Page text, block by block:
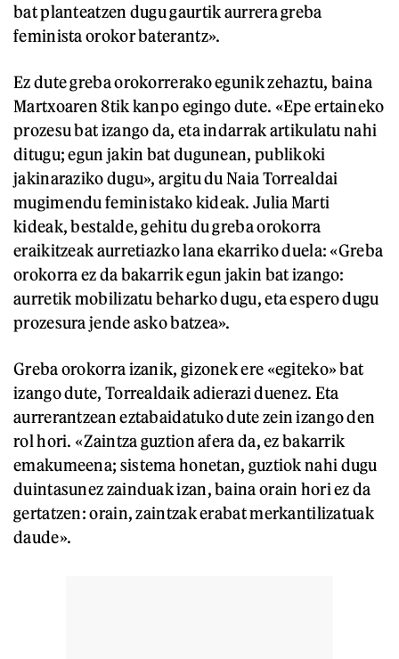
bat planteatzen dugu gaurtik aurrera greba
feminista orokor baterantz».
Ez dute greba orokorrerako egunik zehaztu, baina
Martxoaren 8tik kanpo egingo dute. «Epe ertaineko
prozesu bat izango da, eta indarrak artikulatu nahi
ditugu; egun jakin bat dugunean, publikoki
jakinaraziko dugu», argitu du Naia Torrealdai
mugimendu feministako kideak. Julia Marti
kideak, bestalde, gehitu du greba orokorra
eraikitzeak aurretiazko lana ekarriko duela: «Greba
orokorra ez da bakarrik egun jakin bat izango:
aurretik mobilizatu beharko dugu, eta espero dugu
prozesura jende asko batzea».
Greba orokorra izanik, gizonek ere «egiteko» bat
izango dute, Torrealdaik adierazi duenez. Eta
aurrerantzean eztabaidatuko dute zein izango den
rol hori. «Zaintza guztion afera da, ez bakarrik
emakumeena; sistema honetan, guztiok nahi dugu
duintasunez zainduak izan, baina orain hori ez da
gertatzen: orain, zaintzak erabat merkantilizatuak
daude».